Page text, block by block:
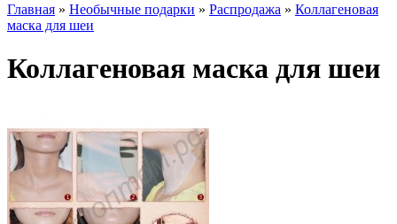
Главная » Необычные подарки » Распродажа » Коллагеновая
маска для шеи
Коллагеновая маска для шеи